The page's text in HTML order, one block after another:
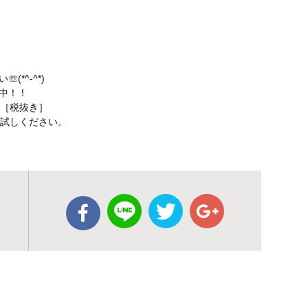
☏(*^-^*)
！！
税抜き］
しください。